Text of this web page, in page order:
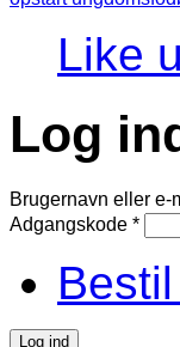
Like
Log
Brugernavn eller e-
Adgangskode *